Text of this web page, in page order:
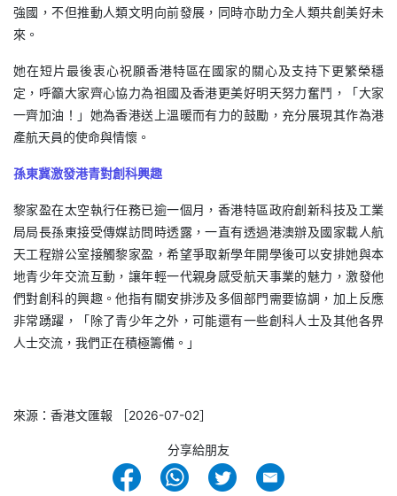
強國，不但推動人類文明向前發展，同時亦助力全人類共創美好未
來。
她在短片最後衷心祝願香港特區在國家的關心及支持下更繁榮穩
定，呼籲大家齊心協力為祖國及香港更美好明天努力奮鬥，「大家
一齊加油！」她為香港送上溫暖而有力的鼓勵，充分展現其作為港
產航天員的使命與情懷。
孫東冀激發港青對創科興趣
黎家盈在太空執行任務已逾一個月，香港特區政府創新科技及工業
局局長孫東接受傳媒訪問時透露，一直有透過港澳辦及國家載人航
天工程辦公室接觸黎家盈，希望爭取新學年開學後可以安排她與本
地青少年交流互動，讓年輕一代親身感受航天事業的魅力，激發他
們對創科的興趣。他指有關安排涉及多個部門需要協調，加上反應
非常踴躍，「除了青少年之外，可能還有一些創科人士及其他各界
人士交流，我們正在積極籌備。」
來源：香港文匯報 ［2026-07-02］
分享給朋友